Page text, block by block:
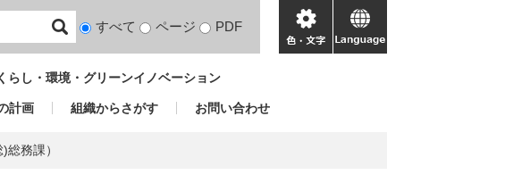
検
対
すべて ページ PDF
色・
文
language
らし・環境・グリーンイノベーション
計画 組織からさがす お問い合わせ
務課）